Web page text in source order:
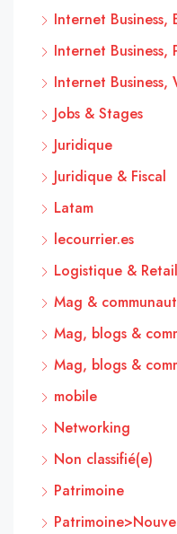
Internet Business,
Internet Business,
Internet Business,
Jobs & Stages
Juridique
Juridique & Fiscal
Latam
lecourrier.es
Logistique & Retail
Mag &
Mag, blogs &
Mag, blogs &
mobile
Networking
Non classifié(e)
Patrimoine